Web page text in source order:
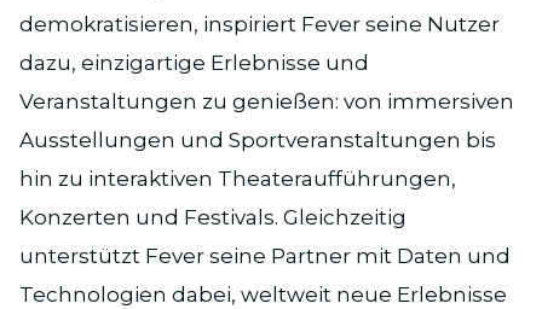
demokratisieren, inspiriert Fever seine Nutzer
dazu, einzigartige Erlebnisse und
Veranstaltungen zu genießen: von immersiven
Ausstellungen und Sportveranstaltungen bis
hin zu interaktiven Theateraufführungen,
Konzerten und Festivals. Gleichzeitig
unterstützt Fever seine Partner mit Daten und
Technologien dabei, weltweit neue Erlebnisse